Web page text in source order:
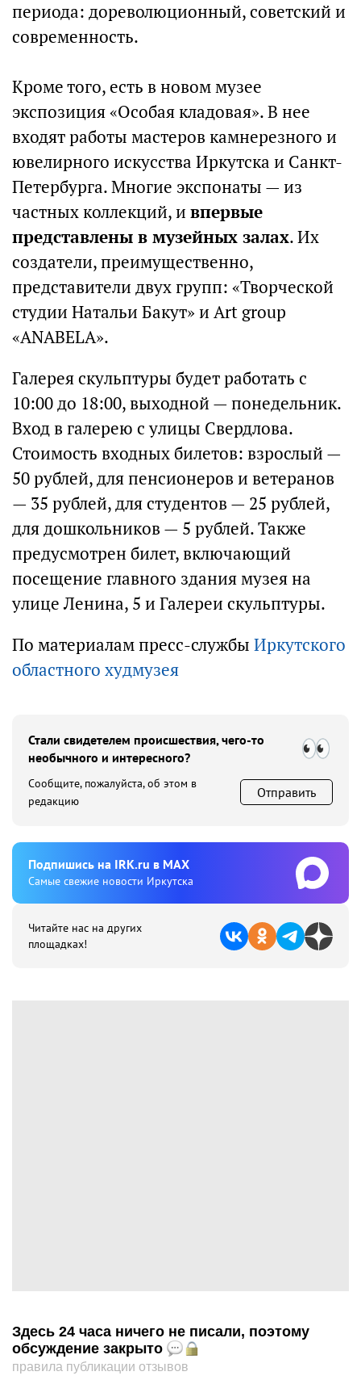
периода: дореволюционный, советский и
современность.
Кроме того, есть в новом музее
экспозиция «Особая кладовая». В нее
входят работы мастеров камнерезного и
ювелирного искусства Иркутска и Санкт-
Петербурга. Многие экспонаты — из
частных коллекций, и впервые
представлены в музейных залах. Их
создатели, преимущественно,
представители двух групп: «Творческой
студии Натальи Бакут» и Art group
«ANABELA».
Галерея скульптуры будет работать с
10:00 до 18:00, выходной — понедельник.
Вход в галерею с улицы Свердлова.
Стоимость входных билетов: взрослый —
50 рублей, для пенсионеров и ветеранов
— 35 рублей, для студентов — 25 рублей,
для дошкольников — 5 рублей. Также
предусмотрен билет, включающий
посещение главного здания музея на
улице Ленина, 5 и Галереи скульптуры.
По материалам пресс-службы Иркутского
областного худмузея
Стали свидетелем происшествия, чего-то
необычного и интересного?
Сообщите, пожалуйста, об этом в
редакцию
Отправить
Подпишиcь на IRK.ru в MAX
Cамые свежие новости Иркутска
Читайте нас на других
площадках!
Здесь 24 часа ничего не писали, поэтому
обсуждение закрыто
правила публикации отзывов